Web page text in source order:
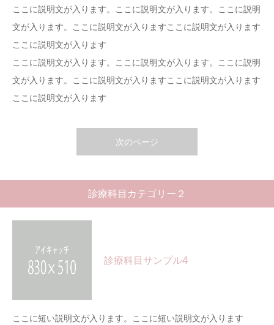
ここに説明文が入ります。ここに説明文が入ります。ここに説明
文が入ります。ここに説明文が入りますここに説明文が入ります
ここに説明文が入ります
ここに説明文が入ります。ここに説明文が入ります。ここに説明
文が入ります。ここに説明文が入りますここに説明文が入ります
ここに説明文が入ります
次のページ
診療科目カテゴリー２
診療科目サンプル4
ここに短い説明文が入ります。ここに短い説明文が入ります
採用情報